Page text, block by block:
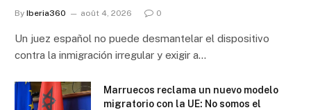
By Iberia360 août 4, 2026 0
Un juez español no puede desmantelar el dispositivo
contra la inmigración irregular y exigir a…
Marruecos reclama un nuevo modelo
migratorio con la UE: No somos el